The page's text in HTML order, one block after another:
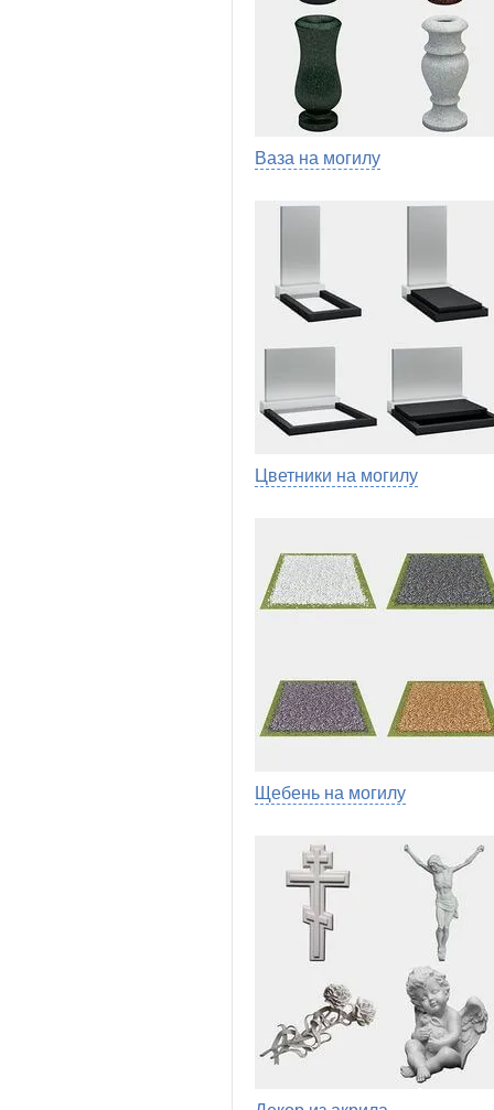
Ваза на могилу
Цветники на могилу
Щебень на могилу